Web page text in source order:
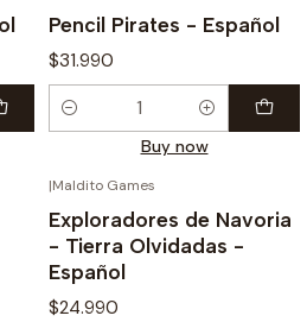
Pencil Pirates - Español
$31.990
Quantity
Buy now
|Maldito Games
Exploradores de Navoria
- Tierra Olvidadas -
Español
$24.990